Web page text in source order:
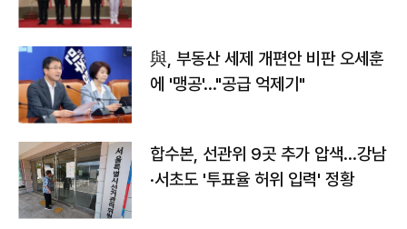
與, 부동산 세제 개편안 비판 오세훈
에 '맹공'…"공급 억제기"
합수본, 선관위 9곳 추가 압색…강남
·서초도 '투표율 허위 입력' 정황